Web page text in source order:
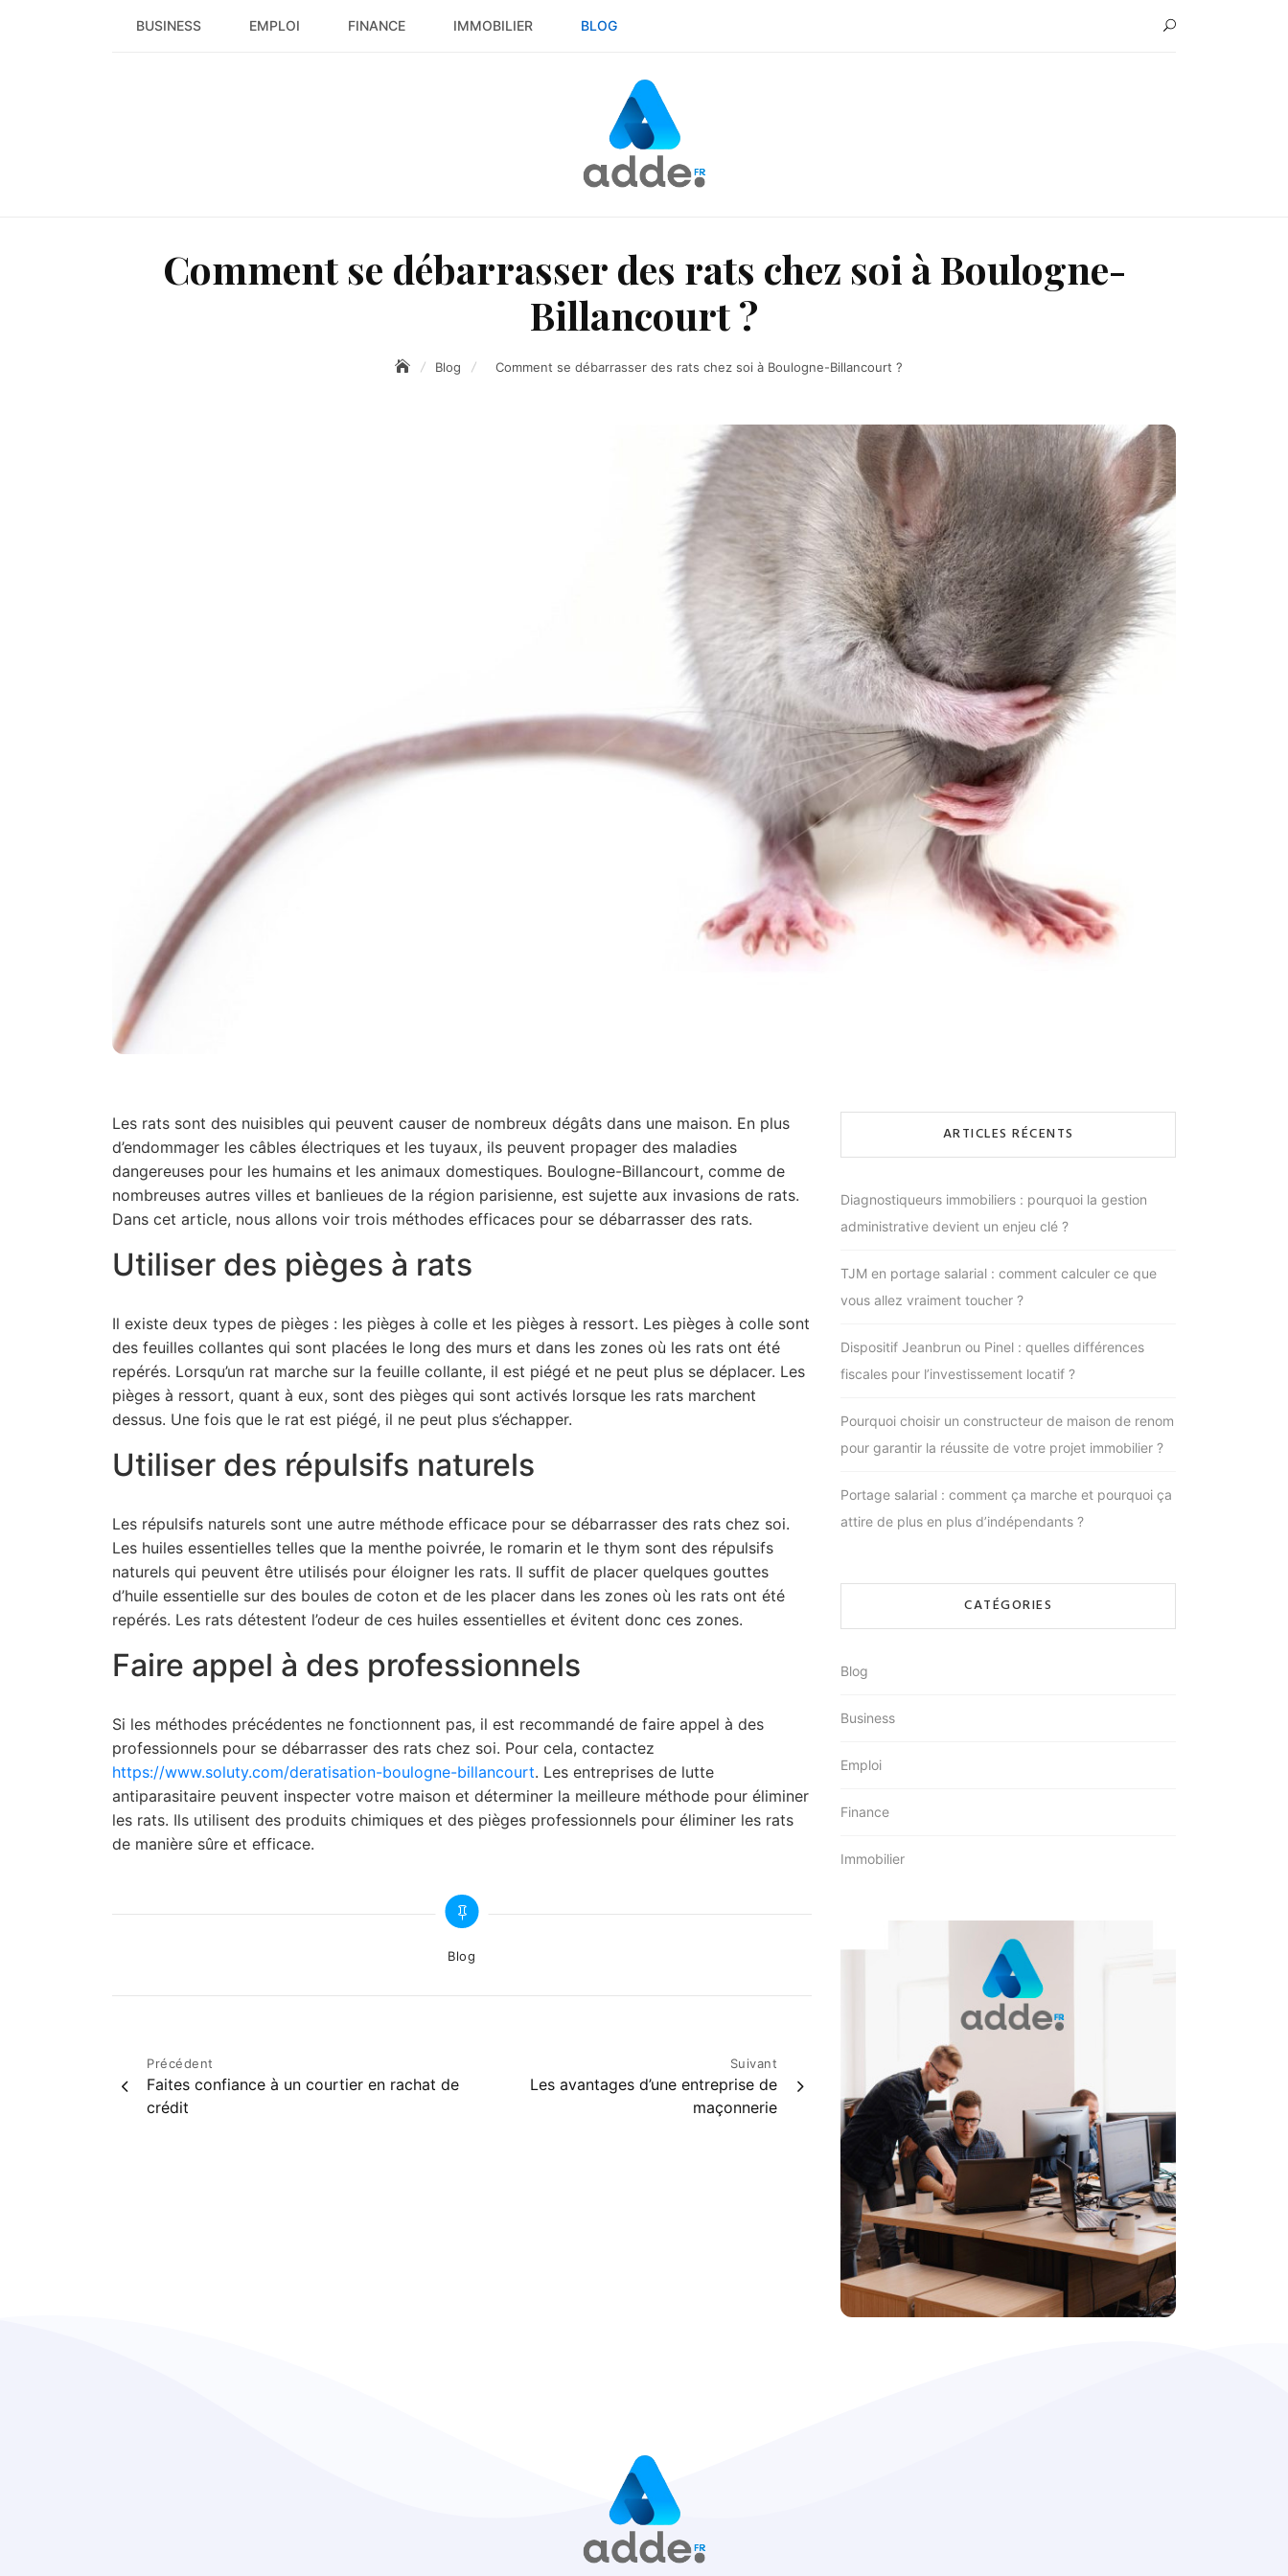
BUSINESS EMPLOI FINANCE IMMOBILIER BLOG
Comment se débarrasser des rats chez soi à Boulogne-
Billancourt ?
Blog Comment se débarrasser des rats chez soi à Boulogne-Billancourt ?
Les rats sont des nuisibles qui peuvent causer de nombreux dégâts dans une maison. En plus
d’endommager les câbles électriques et les tuyaux, ils peuvent propager des maladies
dangereuses pour les humains et les animaux domestiques. Boulogne-Billancourt, comme de
nombreuses autres villes et banlieues de la région parisienne, est sujette aux invasions de rats.
Dans cet article, nous allons voir trois méthodes efficaces pour se débarrasser des rats.
Utiliser des pièges à rats
Il existe deux types de pièges : les pièges à colle et les pièges à ressort. Les pièges à colle sont
des feuilles collantes qui sont placées le long des murs et dans les zones où les rats ont été
repérés. Lorsqu’un rat marche sur la feuille collante, il est piégé et ne peut plus se déplacer. Les
pièges à ressort, quant à eux, sont des pièges qui sont activés lorsque les rats marchent
dessus. Une fois que le rat est piégé, il ne peut plus s’échapper.
Utiliser des répulsifs naturels
Les répulsifs naturels sont une autre méthode efficace pour se débarrasser des rats chez soi.
Les huiles essentielles telles que la menthe poivrée, le romarin et le thym sont des répulsifs
naturels qui peuvent être utilisés pour éloigner les rats. Il suffit de placer quelques gouttes
d’huile essentielle sur des boules de coton et de les placer dans les zones où les rats ont été
repérés. Les rats détestent l’odeur de ces huiles essentielles et évitent donc ces zones.
Faire appel à des professionnels
Si les méthodes précédentes ne fonctionnent pas, il est recommandé de faire appel à des
professionnels pour se débarrasser des rats chez soi. Pour cela, contactez
https://www.soluty.com/deratisation-boulogne-billancourt. Les entreprises de lutte
antiparasitaire peuvent inspecter votre maison et déterminer la meilleure méthode pour éliminer
les rats. Ils utilisent des produits chimiques et des pièges professionnels pour éliminer les rats
de manière sûre et efficace.
Categories
Blog
Navigation
de
Précédent
Faites confiance à un courtier en rachat de
crédit
Suivant
Les avantages d’une entreprise de
maçonnerie
ARTICLES RÉCENTS
Diagnostiqueurs immobiliers : pourquoi la gestion
administrative devient un enjeu clé ?
TJM en portage salarial : comment calculer ce que
vous allez vraiment toucher ?
Dispositif Jeanbrun ou Pinel : quelles différences
fiscales pour l’investissement locatif ?
Pourquoi choisir un constructeur de maison de renom
pour garantir la réussite de votre projet immobilier ?
Portage salarial : comment ça marche et pourquoi ça
attire de plus en plus d’indépendants ?
CATÉGORIES
Blog
Business
Emploi
Finance
Immobilier